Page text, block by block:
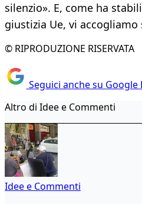
silenzio». E, come ha
giustizia Ue, vi accogliamo
© RIPRODUZIONE RISERVATA
Seguici anche su
Altro di Idee e Commenti
Idee e Commenti